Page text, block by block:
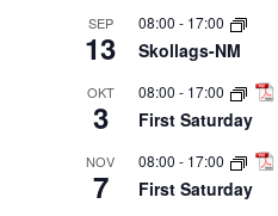
SEP
13
08:00 - 17:00
Skollags-NM
OKT
3
08:00 - 17:00
First Saturday
NOV
7
08:00 - 17:00
First Saturday